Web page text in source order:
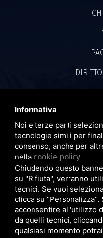
SEGUICI
Informativa
Noi e terze parti
tecnologie simili per
consenso, anche per
nella cookie policy.
Chiudendo questo
su "Rifiuta", verranno
tecnici. Se vuoi
clicca su "Personalizza".
acconsentire all'utilizzo
da quelli tecnici,
qualsiasi momento